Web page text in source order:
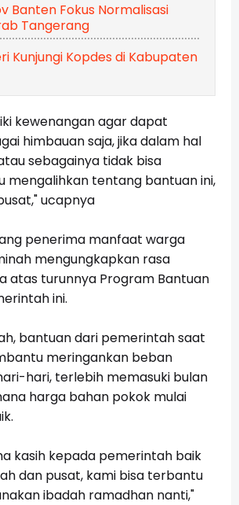
Banten Fokus Normalisasi
Tangerang
Kunjungi Kopdes di Kabupaten
kewenangan agar dapat
himbauan saja, jika dalam hal
sebagainya tidak bisa
mengalihkan tentang bantuan ini,
ucapnya
penerima manfaat warga
mengungkapkan rasa
atas turunnya Program Bantuan
ini.
bantuan dari pemerintah saat
meringankan beban
hari, terlebih memasuki bulan
harga bahan pokok mulai
kasih kepada pemerintah baik
dan pusat, kami bisa terbantu
ibadah ramadhan nanti,"